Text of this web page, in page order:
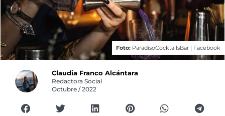
Foto: ParadisoCocktailsBar | Facebook
Claudia Franco Alcántara
Redactora Social
Octubre / 2022